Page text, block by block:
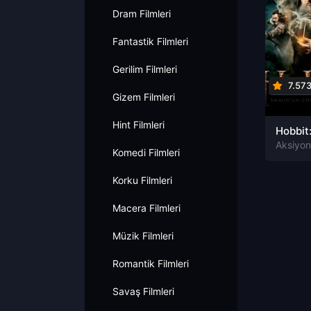
Dram Filmleri
Fantastik Filmleri
Gerilim Filmleri
Gizem Filmleri
Hint Filmleri
Komedi Filmleri
Korku Filmleri
Macera Filmleri
Müzik Filmleri
Romantik Filmleri
Savaş Filmleri
7.573